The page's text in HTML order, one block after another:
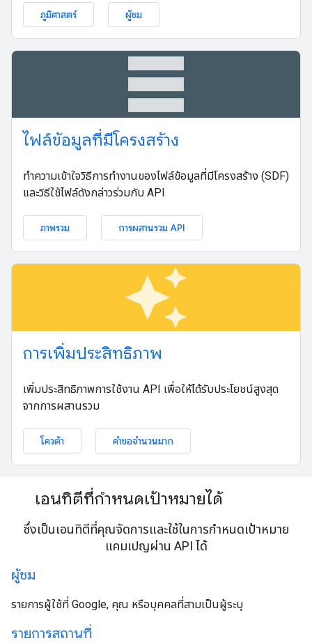
ภูมิศาสตร์ ผู้ชม
table_rows
ไฟล์ข้อมูลที่มีโครงสร้าง
ทำความเข้าใจวิธีการทำงานของไฟล์ข้อมูลที่มีโครงสร้าง (SDF)
และวิธีใช้ไฟล์ดังกล่าวร่วมกับ API
ภาพรวม การผสานรวม API
auto_awesome
การเพิ่มประสิทธิภาพ
เพิ่มประสิทธิภาพการใช้งาน API เพื่อให้ได้รับประโยชน์สูงสุด
จากการผสานรวม
โควต้า คำขอจำนวนมาก
เอนทิตีที่กำหนดเป้าหมายได้
ซึ่งเป็นเอนทิตีที่คุณจัดการและใช้ในการกำหนดเป้าหมาย
แคมเปญผ่าน API ได้
ผู้ชม
รายการผู้ใช้ที่ Google, คุณ หรือบุคคลที่สามเป็นผู้ระบุ
รายการสถานที่